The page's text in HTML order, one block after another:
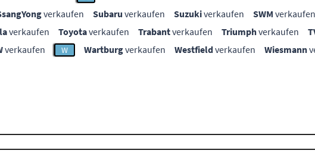
verkaufen Subaru verkaufen Suzukiverkaufen SWM verkaufen
verkaufen Toyotaverkaufen Trabantverkaufen Triumphverkaufen
verkaufen W Wartburgverkaufen Westfieldverkaufen Wiesmann